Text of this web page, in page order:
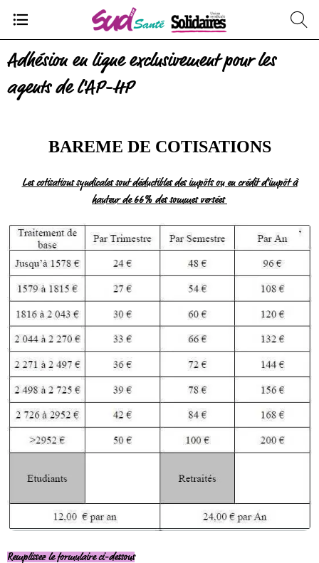
Adhésion en ligne exclusivement pour les
agents de l'AP-HP
BAREME DE COTISATIONS
Les cotisations syndicales sont déductibles des impôts ou en crédit d'impôt à
hauteur de 66% des sommes versées
Remplissez le formulaire ci-dessous